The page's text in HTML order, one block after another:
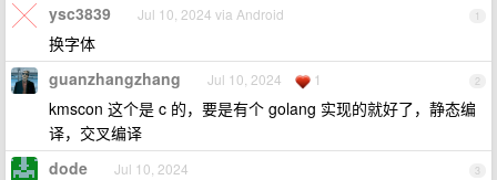
1
ysc3839 Jul 10, 2024 via Android
换字体
2
guanzhangzhang Jul 10, 2024 1
kmscon 这个是 c 的，要是有个 golang 实现的就好了，静态编
译，交叉编译
3
dode Jul 10, 2024